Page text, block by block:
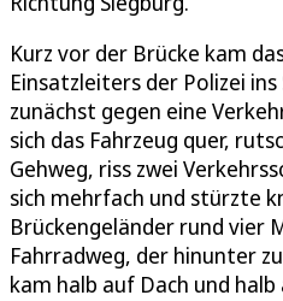
Kurz vor der Brücke kam
Einsatzleiters der Polizei
zunächst gegen eine
sich das Fahrzeug quer,
Gehweg, riss zwei
sich mehrfach und stürzte
Brückengeländer rund vier
Fahrradweg, der hinunter
kam halb auf Dach und